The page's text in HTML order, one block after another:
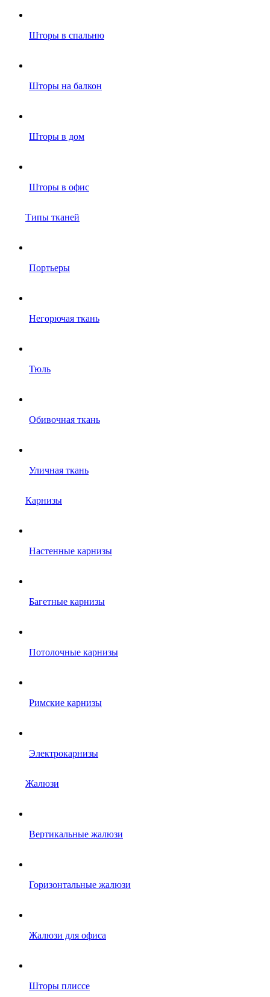
Шторы в спальню
Шторы на балкон
Шторы в дом
Шторы в офис
Типы тканей
Портьеры
Негорючая ткань
Тюль
Обивочная ткань
Уличная ткань
Карнизы
Настенные карнизы
Багетные карнизы
Потолочные карнизы
Римские карнизы
Электрокарнизы
Жалюзи
Вертикальные жалюзи
Горизонтальные жалюзи
Жалюзи для офиса
Шторы плиссе